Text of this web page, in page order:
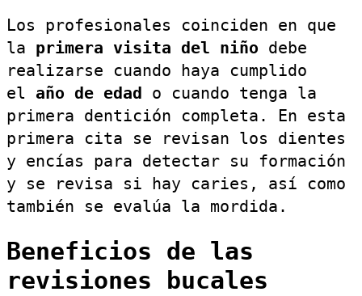
Los profesionales coinciden en que
la primera visita del niño debe
realizarse cuando haya cumplido
el año de edad o cuando tenga la
primera dentición completa. En esta
primera cita se revisan los dientes
y encías para detectar su formación
y se revisa si hay caries, así como
también se evalúa la mordida.
Beneficios de las
revisiones bucales